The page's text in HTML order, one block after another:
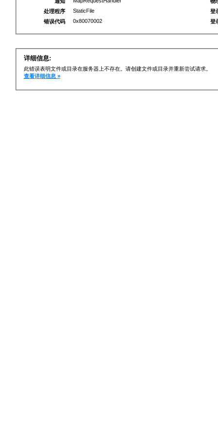
处理程序
StaticFile
错误代码
0x80070002
登
登
详细信息:
此错误表明文件或目录在服务器上不存在。请创建文件或目录并重新尝试请求。
查看详细信息 »